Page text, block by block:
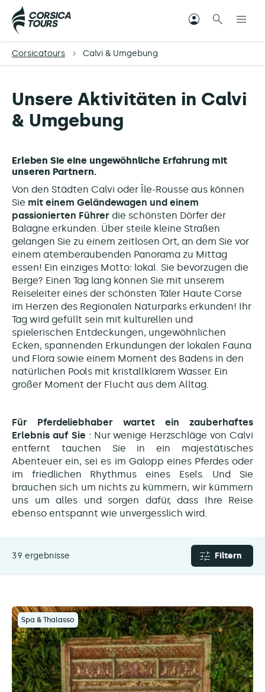
Corsicatours Calvi & Umgebung
Unsere Aktivitäten in Calvi
& Umgebung
Erleben Sie eine ungewöhnliche Erfahrung mit
unseren Partnern.
Von den Städten Calvi oder Île-Rousse aus können
Sie mit einem Geländewagen und einem
passionierten Führer die schönsten Dörfer der
Balagne erkunden. Über steile kleine Straßen
gelangen Sie zu einem zeitlosen Ort, an dem Sie vor
einem atemberaubenden Panorama zu Mittag
essen! Ein einziges Motto: lokal. Sie bevorzugen die
Berge? Einen Tag lang können Sie mit unserem
Reiseleiter eines der schönsten Täler Haute Corse
im Herzen des Regionalen Naturparks erkunden! Ihr
Tag wird gefüllt sein mit kulturellen und
spielerischen Entdeckungen, ungewöhnlichen
Ecken, spannenden Erkundungen der lokalen Fauna
und Flora sowie einem Moment des Badens in den
natürlichen Pools mit kristallklarem Wasser. Ein
großer Moment der Flucht aus dem Alltag.
Für Pferdeliebhaber wartet ein zauberhaftes
Erlebnis auf Sie : Nur wenige Herzschläge von Calvi
entfernt tauchen Sie in ein majestätisches
Abenteuer ein, sei es im Galopp eines Pferdes oder
im friedlichen Rhythmus eines Esels. Und Sie
brauchen sich um nichts zu kümmern, wir kümmern
uns um alles und sorgen dafür, dass Ihre Reise
ebenso entspannt wie unvergesslich wird.
39 ergebnisse Filtern
Spa & Thalasso